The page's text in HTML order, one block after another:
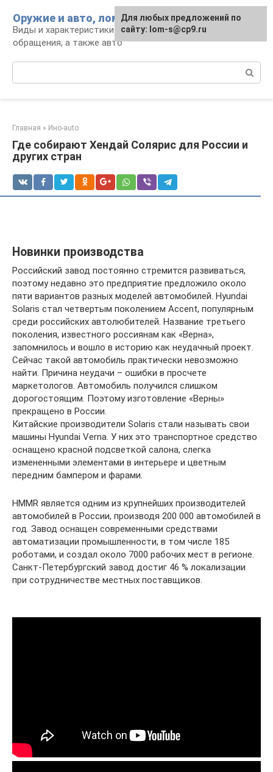
контенту
Оружие и авто, лом для мужика
Виды и характеристики оружия, правила
обращения, а также авто
Главная » Ино-auto
Где собирают Хендай Солярис для России и
других стран
Новинки производства
Российский завод постоянно стремится развиваться,
поэтому недавно это предприятие предложило около
пяти вариантов разных моделей автомобилей. Hyundai
Solaris стал четвертым поколением Accent, популярным
среди российских автолюбителей. Название третьего
поколения, известного россиянам как «Верна»,
запомнилось и вошло в историю как неудачный проект.
Сейчас такой автомобиль практически невозможно
найти. Причина неудачи – ошибки в просчете
маркетологов. Автомобиль получился слишком
дорогостоящим. Поэтому изготовление «Верны»
прекращено в России.
Китайские производители Solaris стали называть свои
машины Hyundai Verna. У них это транспортное средство
оснащено красной подсветкой салона, слегка
измененными элементами в интерьере и цветным
передним бампером и фарами.
HMMR является одним из крупнейших производителей
автомобилей в России, производя 200 000 автомобилей в
год. Завод оснащен современными средствами
автоматизации промышленности, в том числе 185
роботами, и создал около 7000 рабочих мест в регионе.
Санкт-Петербургский завод достиг 46 % локализации
при сотрудничестве местных поставщиков.
Для любых предложений по
сайту: lom-s@cp9.ru